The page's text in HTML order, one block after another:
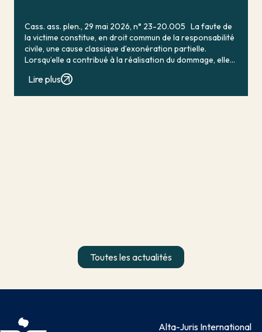
Cass. ass. plen., 29 mai 2026, n° 23-20.005 La faute de
la victime constitue, en droit commun de la responsabilité
civile, une cause classique d’exonération partielle.
Lorsqu’elle a contribué à la réalisation du dommage, elle
conduit en principe à […]
Lire plus
Toutes les actualités
Alta-Juris International